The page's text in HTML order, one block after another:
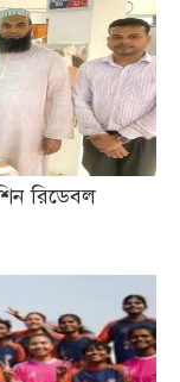
রিডেবল